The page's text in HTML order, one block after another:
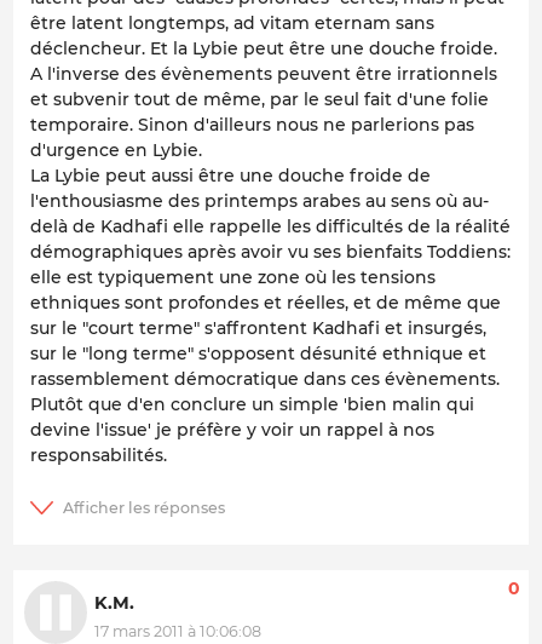
être latent longtemps, ad vitam eternam sans
déclencheur. Et la Lybie peut être une douche froide.
A l'inverse des évènements peuvent être irrationnels
et subvenir tout de même, par le seul fait d'une folie
temporaire. Sinon d'ailleurs nous ne parlerions pas
d'urgence en Lybie.
La Lybie peut aussi être une douche froide de
l'enthousiasme des printemps arabes au sens où au-
delà de Kadhafi elle rappelle les difficultés de la réalité
démographiques après avoir vu ses bienfaits Toddiens:
elle est typiquement une zone où les tensions
ethniques sont profondes et réelles, et de même que
sur le "court terme" s'affrontent Kadhafi et insurgés,
sur le "long terme" s'opposent désunité ethnique et
rassemblement démocratique dans ces évènements.
Plutôt que d'en conclure un simple 'bien malin qui
devine l'issue' je préfère y voir un rappel à nos
responsabilités.
K.M.
17 mars 2011 à 10:06:08
0